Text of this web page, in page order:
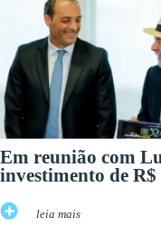
Em reunião com
investimento de
leia mais